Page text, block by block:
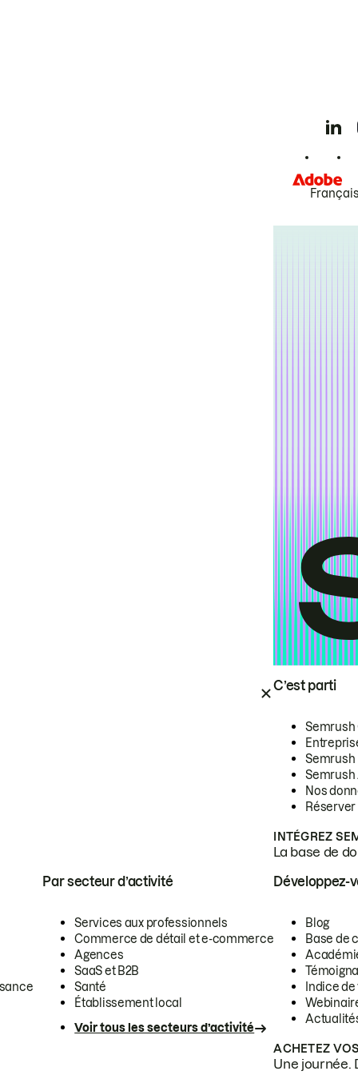
C’est parti
Semrush
Semrush
Semrush
Nos
INTÉGREZ
La base de
Par secteur d’activité
Services aux professionnels
Commerce de détail et e-commerce
Agences
SaaS et B2B
Santé
Établissement local
Voir tous les secteurs d’activité
Développez-
Blog
Base de
Indice
ACHETEZ
Une journée.